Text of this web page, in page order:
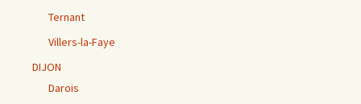
Ternant
Villers-la-Faye
DIJON
Darois